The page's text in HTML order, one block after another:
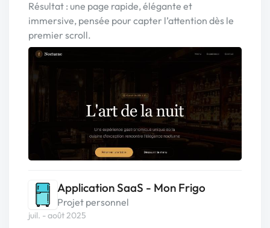
Résultat : une page rapide, élégante et
immersive, pensée pour capter l’attention dès le
premier scroll.
Application SaaS - Mon Frigo
Projet personnel
juil. - août 2025